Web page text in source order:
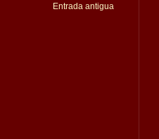
Entrada antigua